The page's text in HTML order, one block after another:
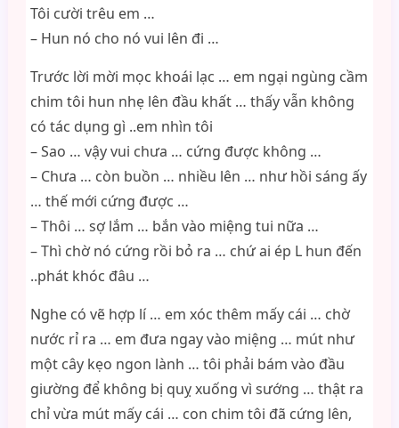
Tôi cười trêu em …
– Hun nó cho nó vui lên đi …
Trước lời mời mọc khoái lạc … em ngại ngùng cầm
chim tôi hun nhẹ lên đầu khất … thấy vẫn không
có tác dụng gì ..em nhìn tôi
– Sao … vậy vui chưa … cứng được không …
– Chưa … còn buồn … nhiều lên … như hồi sáng ấy
… thế mới cứng được …
– Thôi … sợ lắm … bắn vào miệng tui nữa …
– Thì chờ nó cứng rồi bỏ ra … chứ ai ép L hun đến
..phát khóc đâu …
Nghe có vẽ hợp lí … em xóc thêm mấy cái … chờ
nước rỉ ra … em đưa ngay vào miệng … mút như
một cây kẹo ngon lành … tôi phải bám vào đầu
giường để không bị quỵ xuống vì sướng … thật ra
chỉ vừa mút mấy cái … con chim tôi đã cứng lên,